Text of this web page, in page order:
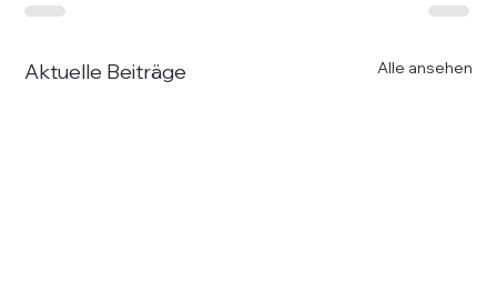
Aktuelle Beiträge Alle ansehen